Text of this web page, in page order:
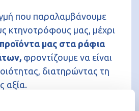
που παραλαμβάνουμε
κτηνοτρόφους μας, μέχρι
μας στα ράφια
φροντίζουμε να είναι
διατηρώντας τη
αξία.